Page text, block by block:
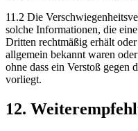
11.2 Die
solche Informationen, die
Dritten rechtmäßig erhält
allgemein bekannt waren
ohne dass ein Verstoß gegen
vorliegt.
12.